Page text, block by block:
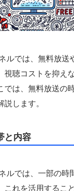
ルでは、無料放送
視聴コストを抑え
では、無料放送の
します。
と内容
ルでは、一部の時
これを活用するこ